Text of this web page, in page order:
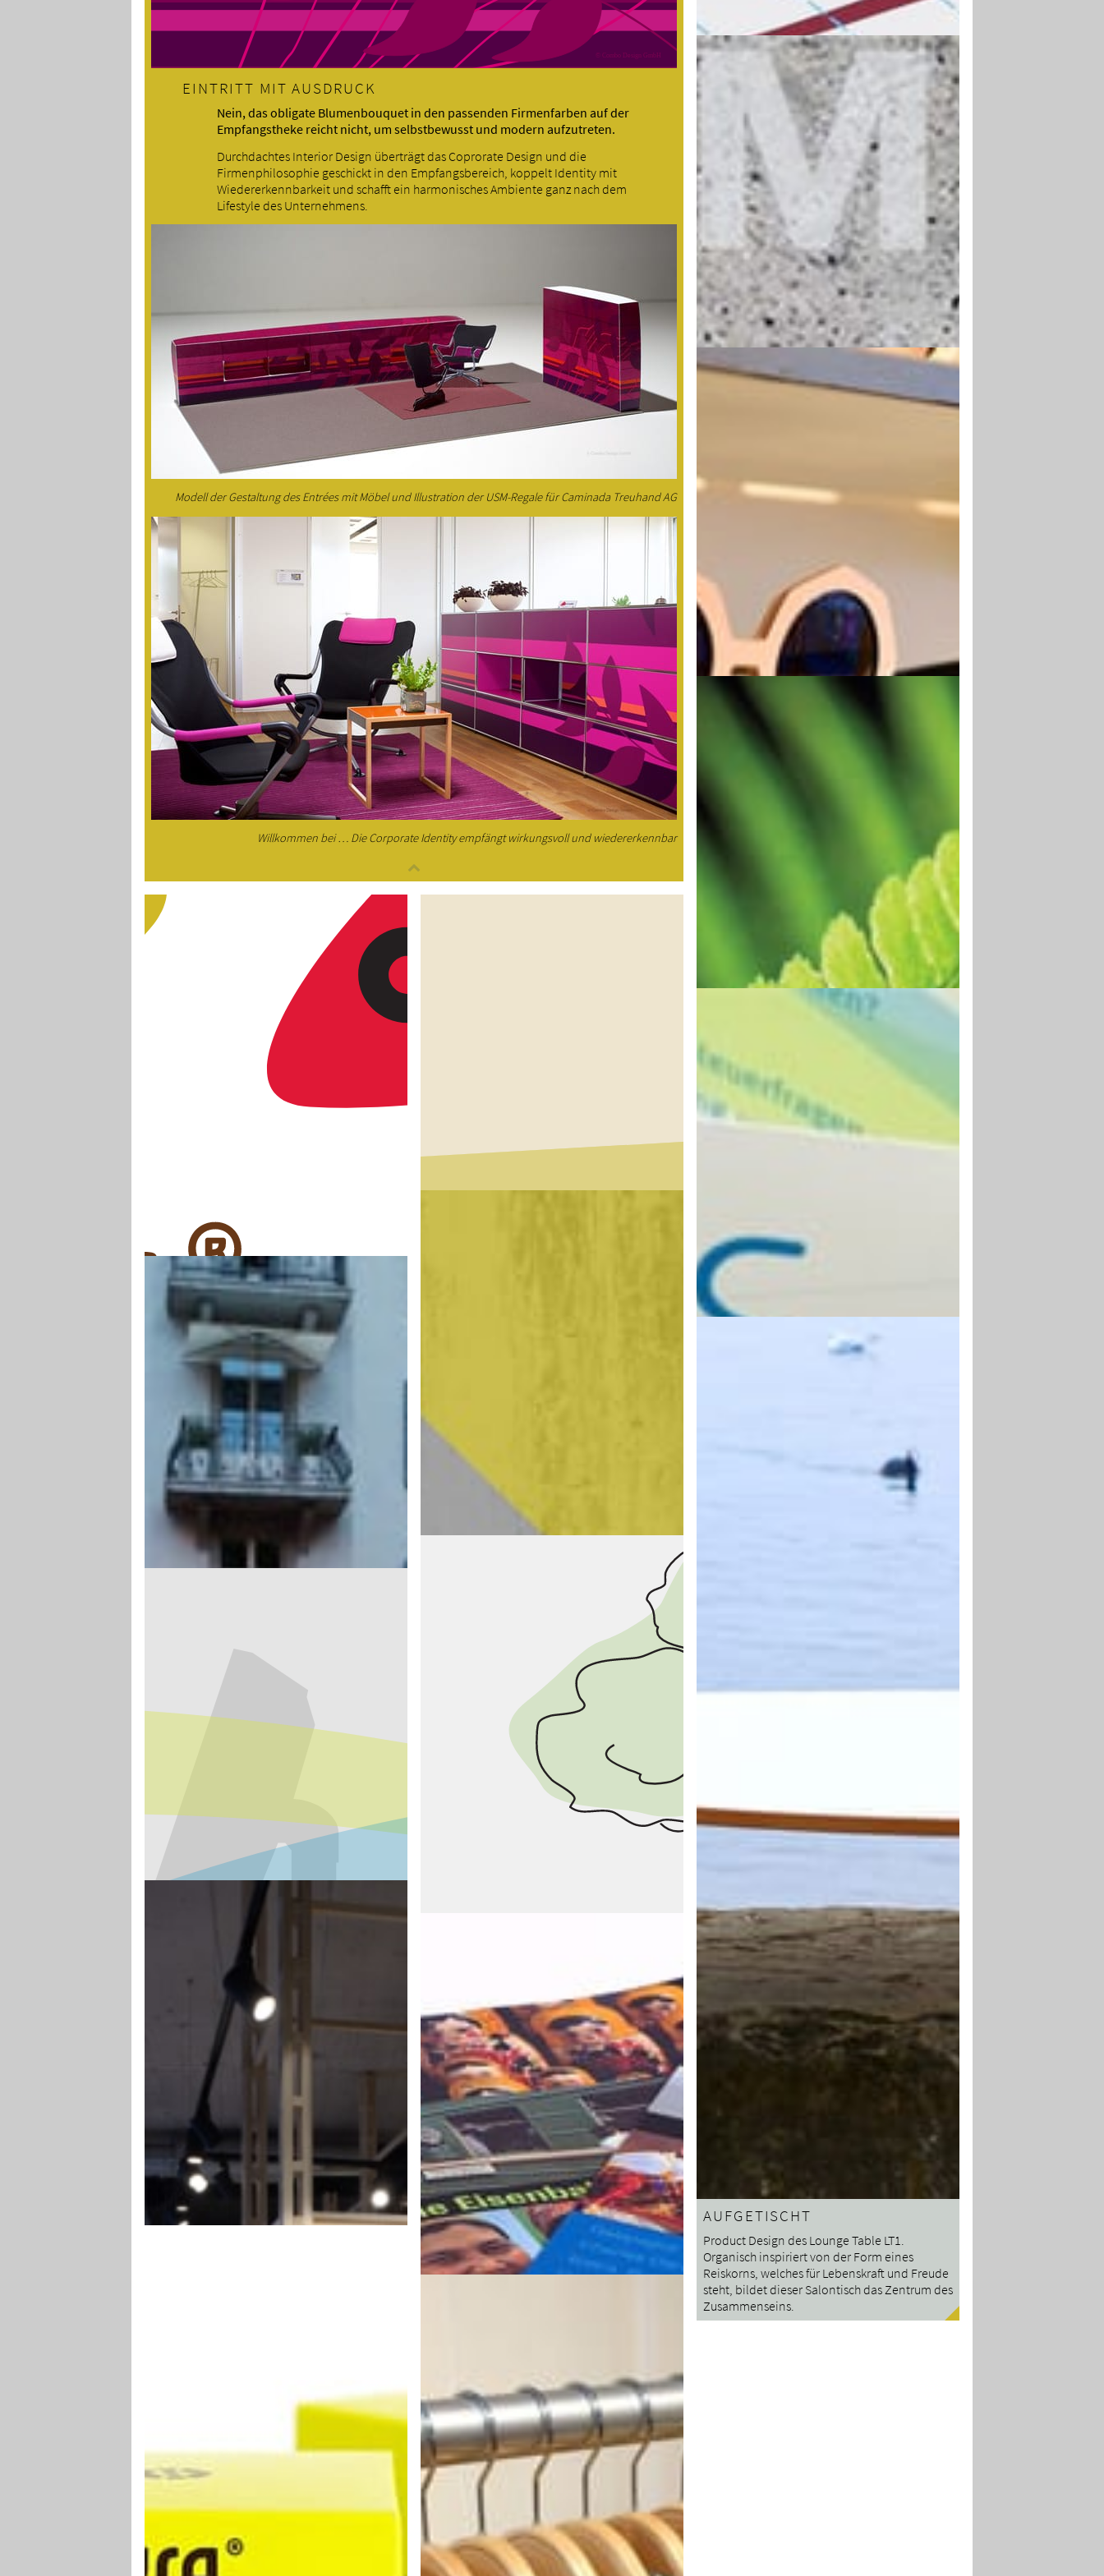
EINTRITT MIT AUSDRUCK
Nein, das obligate Blumenbouquet in den passenden Firmenfarben auf der
Empfangstheke reicht nicht, um selbstbewusst und modern aufzutreten.
Durchdachtes Interior Design überträgt das Coprorate Design und die
Firmenphilosophie geschickt in den Empfangsbereich, koppelt Identity mit
Wiedererkennbarkeit und schafft ein harmonisches Ambiente ganz nach dem
Lifestyle des Unternehmens.
Modell der Gestaltung des Entrées mit Möbel und Illustration der USM-Regale für Caminada Treuhand AG
Willkommen bei … Die Corporate Identity empfängt wirkungsvoll und wiedererkennbar
GUTE GESCHÄFTE
Arbeiten und Unterlagen hochwertig
übermitteln, fördert die Akzeptanz,
Glaubhaftigkeit und das Vertrauen.
Ein Unternehmen ist mehr als ein Logo.
Trotzdem verkörpert das Firmenlogo das
gesamte Unternehmen oder Produkt als
Marke, macht es unverwechselbar und
einprägsam. Das Logo ist die Reduktion des
Ganzen auf die eigentliche Essenz.
LIZENZ ZUM DESIGN
Pattern Design ist der visuelle Schlüssel und
Den Weg finden, ohne aktiv danach zu suchen,
ist in öffentlichen Räumen ein wichtiger Faktor
und fördert das positive Nutzererlebnis.
NATÜRLICHE AUSSTRAHLUNG
Nicht gesehen werden heisst Umsatz
verschenken. Produkte ins beste Licht gerückt,
steigert den Erfolg messbar und nachhaltig.
FARBEN LENKEN UNS
Farben sind das grösste Kommunikations-
System der Welt. Menschen und Besucher
sollen sich in grösseren Gebäude mit
mehreren Stockwerken leicht und in
Notfallsituationen schnell zurechtfinden.
IN SZENE GESETZT
Beleuchtung ist essenzieller Teil positiver
Helligkeit und ist massgebend, damit sich
Kunden angesprochen und wohl fühlen.
SICHTBAR GESCHÜTZT
Besprechungszimmer bietet Privatsphäre und
URBAN DESIGN
Ein Lachen ist in allen Sprachen verständlich
und oftmals der Anfang von
Begegnungen. Der öffentliche Raum wird
heute stärker genutzt denn je. Er dient als
Aufenthaltsort für Pausen, Besprechung und
Freizeit und stellt das öffentliche Merkmal
einer urbanen Bebauung dar.
Ein Auftritt mit nachhaltiger Wirkung. Der
Flüchtigkeit der digitalen Welt entgegentreten
und mit handfesten Broschüren und
Unterlagen überzeugen.
AUFGETISCHT
Product Design des Lounge Table LT1.
Organisch inspiriert von der Form eines
Reiskorns, welches für Lebenskraft und Freude
steht, bildet dieser Salontisch das Zentrum des
Zusammenseins.